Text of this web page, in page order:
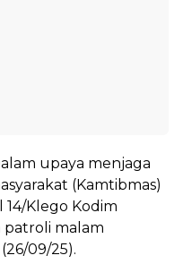
upaya menjaga
(Kamtibmas)
14/Klego Kodim
patroli malam
09/25).